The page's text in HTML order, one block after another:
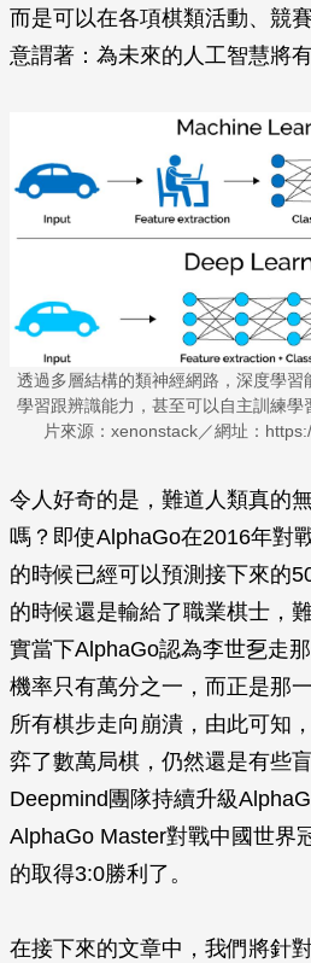
而是可以在各項棋類活動、競
意謂著：為未來的人工智慧將
透過多層結構的類神經網路，深度學
學習跟辨識能力，甚至可以自主訓練
片來源：xenonstack／網址：
令人好奇的是，難道人類真的
嗎？即使AlphaGo在2016年對
的時候已經可以預測接下來的
的時候還是輸給了職業棋士，
實當下AlphaGo認為李世乭走
機率只有萬分之一，而正是那
所有棋步走向崩潰，由此可知
弈了數萬局棋，仍然還是有些
Deepmind團隊持續升級
AlphaGo Master對戰中國世界
的取得3:0勝利了。
在接下來的文章中，我們將針